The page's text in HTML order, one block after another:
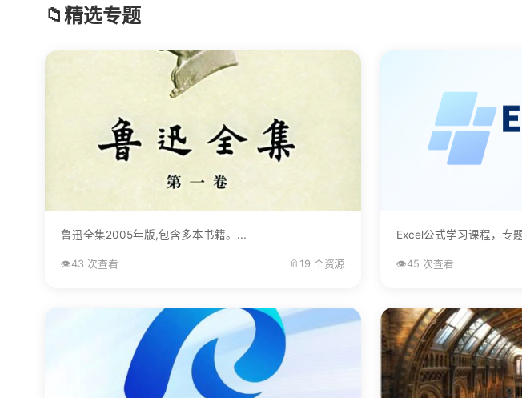
📁精选专题
鲁迅全集2005年版,包含多本书籍。...
👁️43 次查看 📎 19 个资源 👁️45 次查看